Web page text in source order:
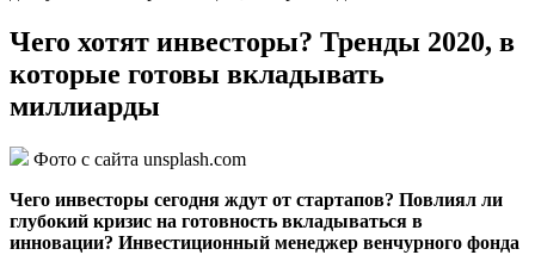
Чего хотят инвесторы? Тренды 2020, в
которые готовы вкладывать
миллиарды
Фото с сайта unsplash.com
Чего инвесторы сегодня ждут от стартапов? Повлиял ли
глубокий кризис на готовность вкладываться в
инновации? Инвестиционный менеджер венчурного фонда